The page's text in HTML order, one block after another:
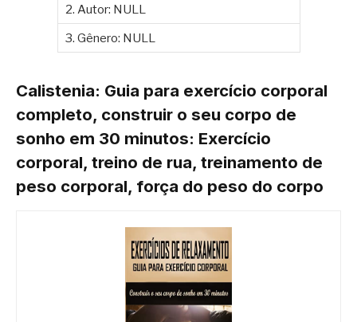
2. Autor: NULL
3. Gênero: NULL
Calistenia: Guia para exercício corporal
completo, construir o seu corpo de
sonho em 30 minutos: Exercício
corporal, treino de rua, treinamento de
peso corporal, força do peso do corpo